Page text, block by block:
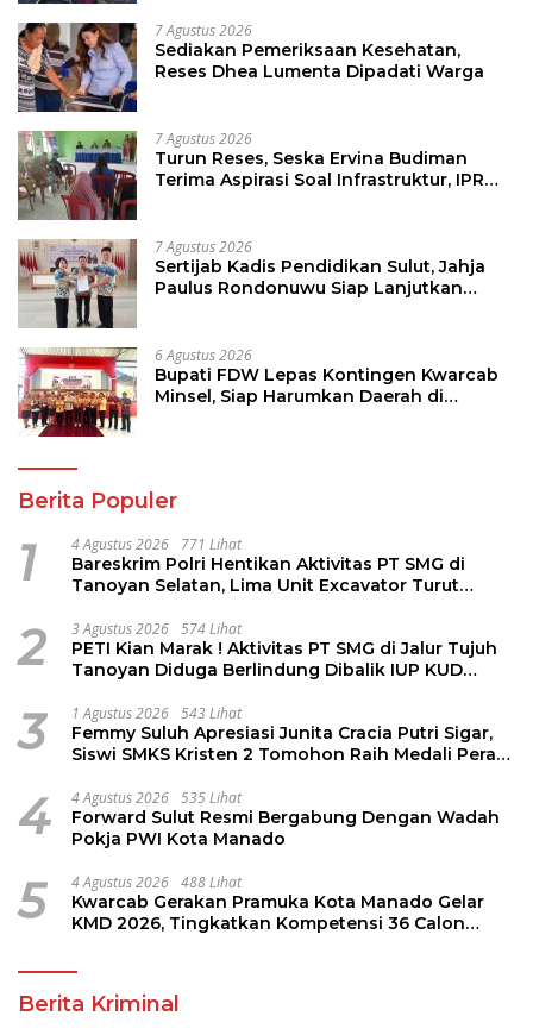
7 Agustus 2026
Sediakan Pemeriksaan Kesehatan,
Reses Dhea Lumenta Dipadati Warga
7 Agustus 2026
Turun Reses, Seska Ervina Budiman
Terima Aspirasi Soal Infrastruktur, IPR
7 Agustus 2026
Sertijab Kadis Pendidikan Sulut, Jahja
Paulus Rondonuwu Siap Lanjutkan
6 Agustus 2026
Bupati FDW Lepas Kontingen Kwarcab
Minsel, Siap Harumkan Daerah di
Berita Populer
1 4 Agustus 2026 771 Lihat
Bareskrim Polri Hentikan Aktivitas PT SMG di
Tanoyan Selatan, Lima Unit Excavator Turut
2 3 Agustus 2026 574 Lihat
PETI Kian Marak ! Aktivitas PT SMG di Jalur Tujuh
Tanoyan Diduga Berlindung Dibalik IUP KUD
3 1 Agustus 2026 543 Lihat
Femmy Suluh Apresiasi Junita Cracia Putri Sigar,
Siswi SMKS Kristen 2 Tomohon Raih Medali Perak
4 4 Agustus 2026 535 Lihat
Forward Sulut Resmi Bergabung Dengan Wadah
Pokja PWI Kota Manado
5 4 Agustus 2026 488 Lihat
Kwarcab Gerakan Pramuka Kota Manado Gelar
KMD 2026, Tingkatkan Kompetensi 36 Calon
Berita Kriminal